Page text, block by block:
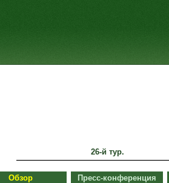
26-й тур.
Обзор Пресс-конференция